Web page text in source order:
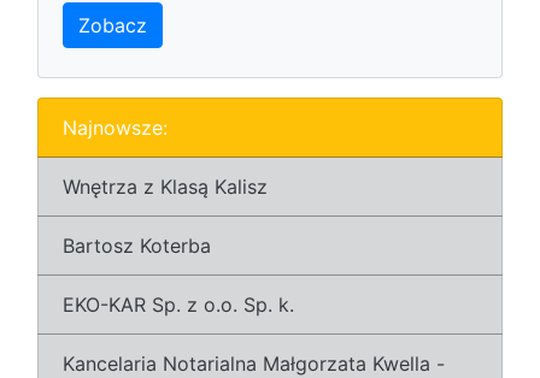
Zobacz
Najnowsze:
Wnętrza z Klasą Kalisz
Bartosz Koterba
EKO-KAR Sp. z o.o. Sp. k.
Kancelaria Notarialna Małgorzata Kwella -